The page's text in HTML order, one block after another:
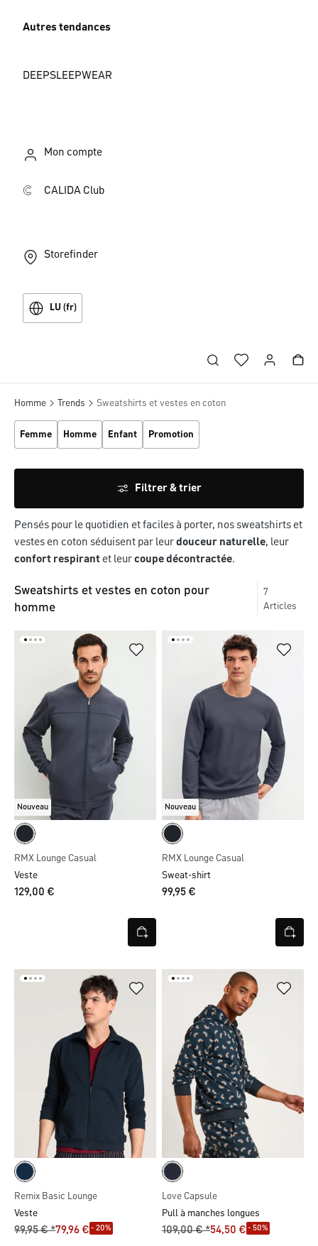
Autres tendances
DEEPSLEEPWEAR
Mon compte
CALIDA Club
Storefinder
LU (fr)
Homme Trends Sweatshirts et vestes en coton
Femme Homme Enfant Promotion
Filtrer & trier
Pensés pour le quotidien et faciles à porter, nos sweatshirts et
vestes en coton séduisent par leurdouceur naturelle, leur
confort respirant et leurcoupe décontractée.
Sweatshirts et vestes en coton pour
homme
7
Articles
Nouveau
RMX Lounge Casual
Veste
129,00 €
Nouveau
RMX Lounge Casual
Sweat-shirt
99,95 €
Remix Basic Lounge
Veste
99,95 € *79,96 € - 20%
Love Capsule
Pull à manches longues
109,00 € *54,50 € - 50%